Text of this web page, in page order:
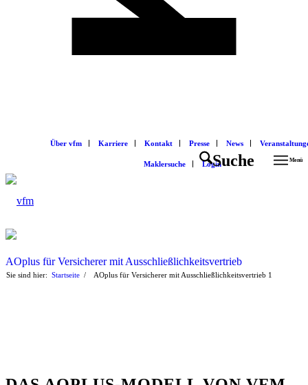
Über vfm Karriere Kontakt Presse News
Maklersuche LoginSuche Menü
AOplus für Versicherer mit Ausschließlichkeitsvertrieb
Sie sind hier: Startseite 1
/ AOplus für Versicherer mit Ausschließlichkeitsvertrieb